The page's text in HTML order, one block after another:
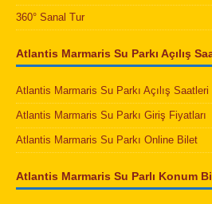
360° Sanal Tur
Atlantis Marmaris Su Parkı Açılış
Atlantis Marmaris Su Parkı Açılış Saatleri
Atlantis Marmaris Su Parkı Giriş Fiyatları
Atlantis Marmaris Su Parkı Online Bilet
Atlantis Marmaris Su Parlı Konum